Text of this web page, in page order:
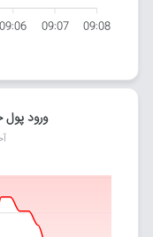
09:06 09:07 09:08
ورود